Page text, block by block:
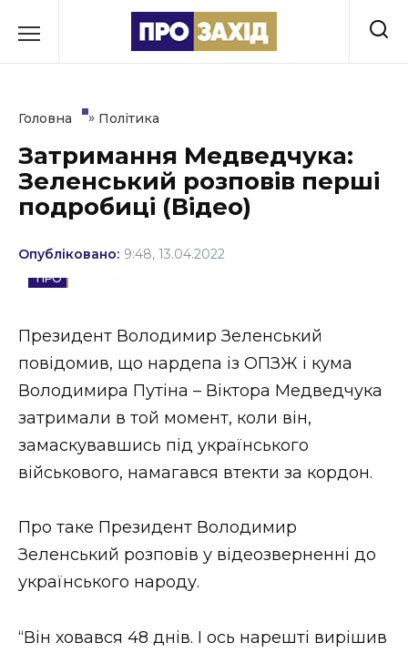
до
Культура
Освіта
Події
Соціум
Спорт
Стиль життя
Втрачений Ужгород
Головна » Політика
Затримання Медведчука:
Зеленський розповів перші
подробиці (Відео)
Опубліковано: 9:48, 13.04.2022
Президент Володимир Зеленський
повідомив, що нардепа із ОПЗЖ і кума
Володимира Путіна – Віктора Медведчука
затримали в той момент, коли він,
замаскувавшись під українського
військового, намагався втекти за кордон.
Про таке Президент Володимир
Зеленський розповів у відеозверненні до
українського народу.
“Він ховався 48 днів. І ось нарешті вирішив